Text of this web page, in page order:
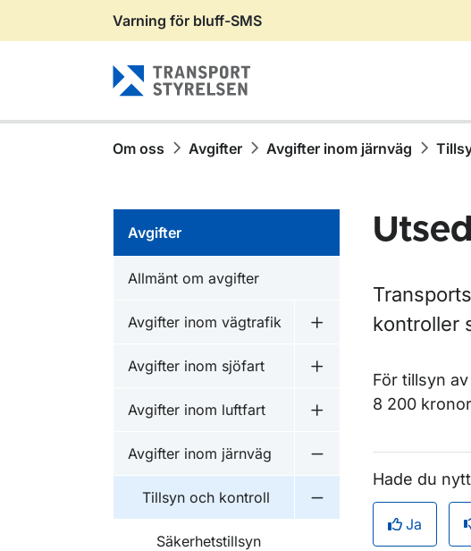
Gå till sidans innehåll
Varning för bluff-SMS
Om oss Avgifter Avgifter inom järnväg
Avgifter
Allmänt om avgifter
Avgifter inom vägtrafik
Undermeny för
Avgifter inom sjöfart
Undermeny för
Avgifter inom luftfart
Undermeny för
Avgifter inom järnväg
Tillsyn och kontroll
Undermeny för Tillsyn
Säkerhetstillsyn
kontroller
För tillsyn
8 200
Hade du
Ja